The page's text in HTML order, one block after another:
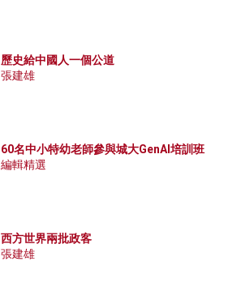
歷史給中國人一個公道
張建雄
60名中小特幼老師參與城大GenAI培訓班
編輯精選
西方世界兩批政客
張建雄